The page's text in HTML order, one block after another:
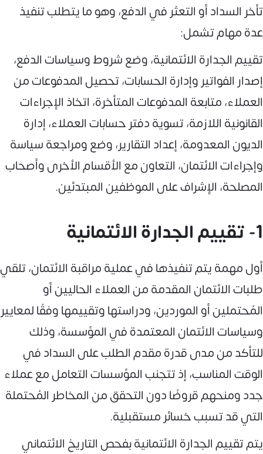
تأخر السداد أو التعثر في الدفع، وهو ما يتطلب تنفيذ
عدة مهام تشمل:
تقييم الجدارة الائتمانية، وضع شروط وسياسات الدفع،
إصدار الفواتير وإدارة الحسابات، تحصيل المدفوعات من
العملاء، متابعة المدفوعات المتأخرة، اتخاذ الإجراءات
القانونية اللازمة، تسوية دفتر حسابات العملاء، إدارة
الديون المعدومة، إعداد التقارير، وضع ومراجعة سياسة
وإجراءات الائتمان، التعاون مع الأقسام الأخرى وأصحاب
المصلحة، الإشراف على الموظفين المبتدئين.
1- تقييم الجدارة الائتمانية
أول مهمة يتم تنفيذها في عملية مراقبة الائتمان، تلقي
طلبات الائتمان المقدمة من العملاء الحاليين أو
المُحتملين أو الموردين، ودراستها وتقييمها وفقًا لمعايير
وسياسات الائتمان المعتمدة في المؤسسة، وذلك
للتأكد من مدى قدرة مقدم الطلب على السداد في
الوقت المناسب، إذ تتجنب المؤسسات التعامل مع عملاء
جدد ومنحهم قروضًا دون التحقق من المخاطر المُحتملة
التي قد تسبب خسائر مستقبلية.
يتم تقييم الجدارة الائتمانية بفحص التاريخ الائتماني